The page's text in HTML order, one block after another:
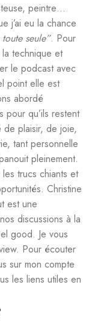
peintre…
j’ai eu la chance
toute seule”. Pour
technique et
le podcast avec
point elle est
abordé
pour qu’ils restent
de plaisir, de joie,
tant personnelle
pleinement.
trucs chiants et
Christine
est une
discussions à la
good. Je vous
Pour écouter
sur mon compte
les liens utiles en